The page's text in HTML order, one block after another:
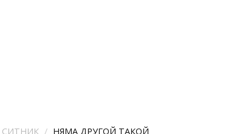
СИТНИК НЯМА ДРУГОЙ ТАКОЙ